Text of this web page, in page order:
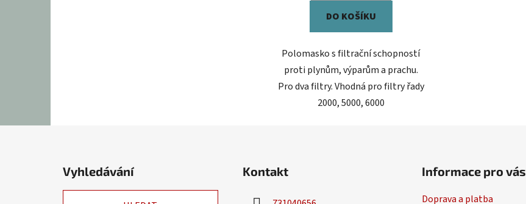
DO KOŠÍKU
Polomasko s filtrační schopností
proti plynům, výparům a prachu.
Pro dva filtry. Vhodná pro filtry řady
2000, 5000, 6000
Vyhledávání Kontakt Informace pro vás
Doprava a platba